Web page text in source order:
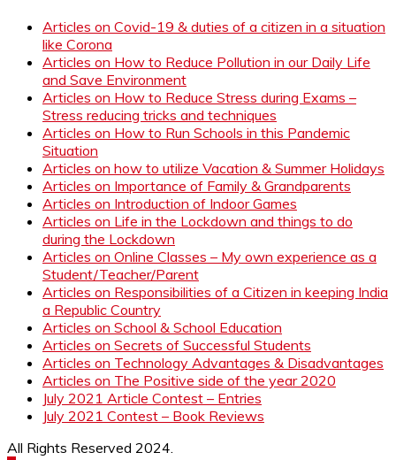
Articles on Covid-19 & duties of a citizen in a situation
like Corona
Articles on How to Reduce Pollution in our Daily Life
and Save Environment
Articles on How to Reduce Stress during Exams –
Stress reducing tricks and techniques
Articles on How to Run Schools in this Pandemic
Situation
Articles on how to utilize Vacation & Summer Holidays
Articles on Importance of Family & Grandparents
Articles on Introduction of Indoor Games
Articles on Life in the Lockdown and things to do
during the Lockdown
Articles on Online Classes – My own experience as a
Student/Teacher/Parent
Articles on Responsibilities of a Citizen in keeping India
a Republic Country
Articles on School & School Education
Articles on Secrets of Successful Students
Articles on Technology Advantages & Disadvantages
Articles on The Positive side of the year 2020
July 2021 Article Contest – Entries
July 2021 Contest – Book Reviews
All Rights Reserved 2024.